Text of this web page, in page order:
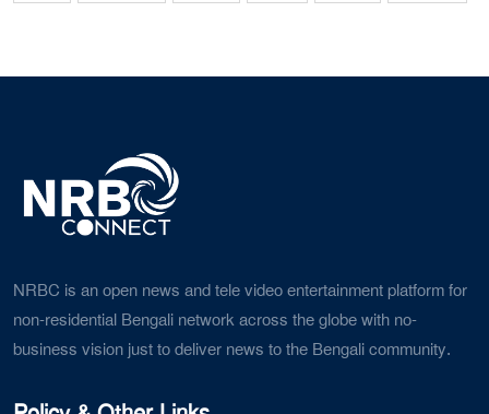
NRBC is an open news and tele video entertainment platform for
non-residential Bengali network across the globe with no-
business vision just to deliver news to the Bengali community.